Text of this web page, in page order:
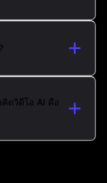
ดวิดีโอ AI คือ